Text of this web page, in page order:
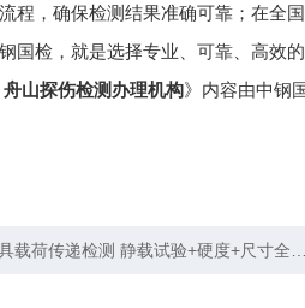
程，确保检测结果准确可靠；在全
国检，就是选择专业、可靠、高效的
山探伤检测办理机构》内容由中钢
载荷传递检测 静载试验+硬度+尺寸全项检测